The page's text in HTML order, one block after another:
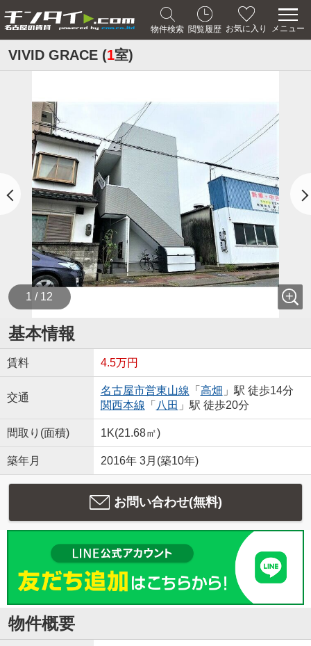
物件検索 閲覧履歴 お気に入り メニュー
VIVID GRACE (1室)
1 / 12
基本情報
賃料 4.5万円
交通
名古屋市営東山線 「 高畑 」駅 徒歩14分
関西本線 「 八田 」駅 徒歩20分
間取り(面積) 1K(21.68㎡)
築年月 2016年 3月(築10年)
お問い合わせ(無料)
物件概要